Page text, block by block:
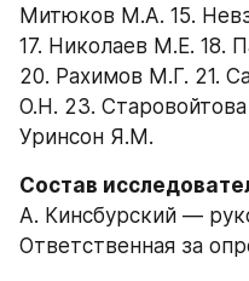
Митюков М.А. 15.
17. Николаев М.Е. 18.
20. Рахимов М.Г. 21.
О.Н. 23.
Уринсон Я.М.
А. Кинсбурский —
Ответственная за